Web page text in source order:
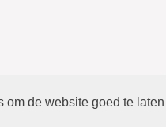
de website goed te